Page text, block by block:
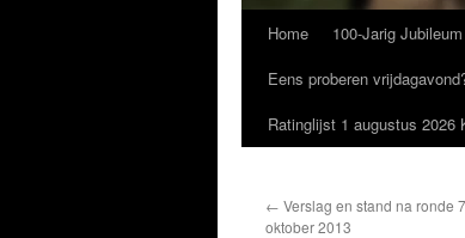
Home 100-Jarig
Eens proberen
Ratinglijst 1 augustus 2026
← Verslag en stand na ronde
oktober 2013